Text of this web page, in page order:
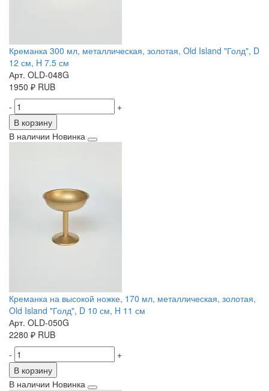
Креманка 300 мл, металлическая, золотая, Old Island "Голд", D
12 см, H 7.5 см
Арт. OLD-048G
1950 ₽ RUB
-
+
В корзину
В наличии Новинка
Креманка на высокой ножке, 170 мл, металлическая, золотая,
Old Island "Голд", D 10 см, H 11 см
Арт. OLD-050G
2280 ₽ RUB
-
+
В корзину
В наличии Новинка